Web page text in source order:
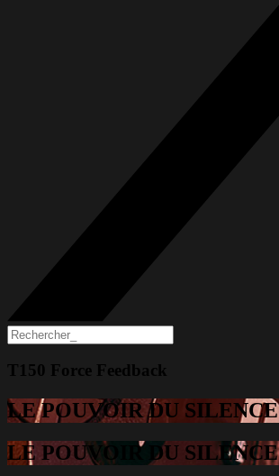
T150 Force Feedback
LE POUVOIR DU SILENCE
LE POUVOIR DU SILENCE